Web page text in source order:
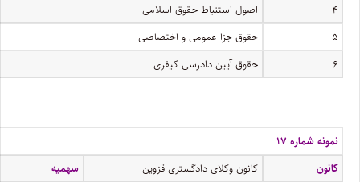
۴
اصول استنباط حقوق اسلامی
۵
حقوق جزا عمومی و اختصاصی
۶
حقوق آیین دادرسی کیفری
نمونه شماره ۱۷
کانون
کانون وکلای دادگستری قزوین
سهمیه